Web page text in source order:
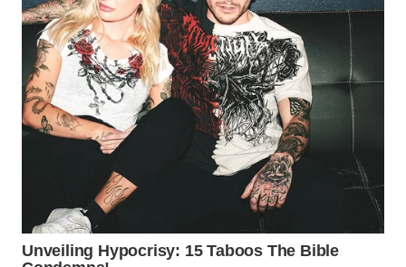
DANAU
TOBA
WN
NIAS
WN
WN
TAPANULI
SELATAN